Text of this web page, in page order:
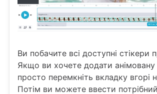
Ви побачите всі доступні стікери
Якщо ви хочете додати анімовану
просто перемкніть вкладку вгорі
Потім ви можете ввести